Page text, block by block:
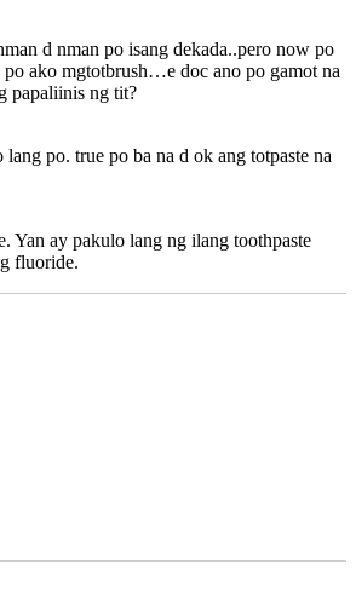
d nman po isang dekada..pero now po
po ako mgtotbrush…e doc ano po gamot na
papaliinis ng tit?
lang po. true po ba na d ok ang totpaste na
Yan ay pakulo lang ng ilang toothpaste
fluoride.